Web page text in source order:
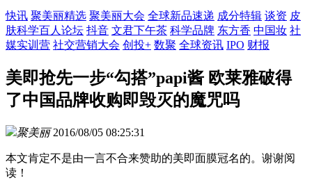
快讯 聚美丽精选 聚美丽大会 全球新品速递 成分特辑 谈资 皮
肤科学百人论坛 抖音 文君下午茶 科学品牌 东方香 中国妆 社
媒实训营 社交营销大会 创投+ 数聚 全球资讯 IPO 财报
美即抢先一步“勾搭”papi酱 欧莱雅破得
了中国品牌收购即毁灭的魔咒吗
聚美丽 2016/08/05 08:25:31
本文肯定不是由一言不合来赞助的美即面膜冠名的。谢谢阅
读！